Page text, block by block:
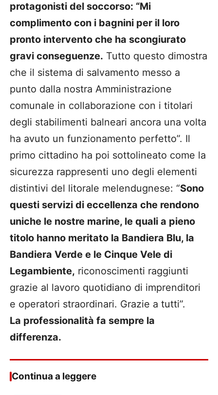
protagonisti del soccorso: “Mi
complimento con i bagnini per il loro
pronto intervento che ha scongiurato
gravi conseguenze. Tutto questo dimostra
che il sistema di salvamento messo a
punto dalla nostra Amministrazione
comunale in collaborazione con i titolari
degli stabilimenti balneari ancora una volta
ha avuto un funzionamento perfetto”. Il
primo cittadino ha poi sottolineato come la
sicurezza rappresenti uno degli elementi
distintivi del litorale melendugnese: “Sono
questi servizi di eccellenza che rendono
uniche le nostre marine, le quali a pieno
titolo hanno meritato la Bandiera Blu, la
Bandiera Verde e le Cinque Vele di
Legambiente, riconoscimenti raggiunti
grazie al lavoro quotidiano di imprenditori
e operatori straordinari. Grazie a tutti”.
La professionalità fa sempre la
differenza.
Continua a leggere